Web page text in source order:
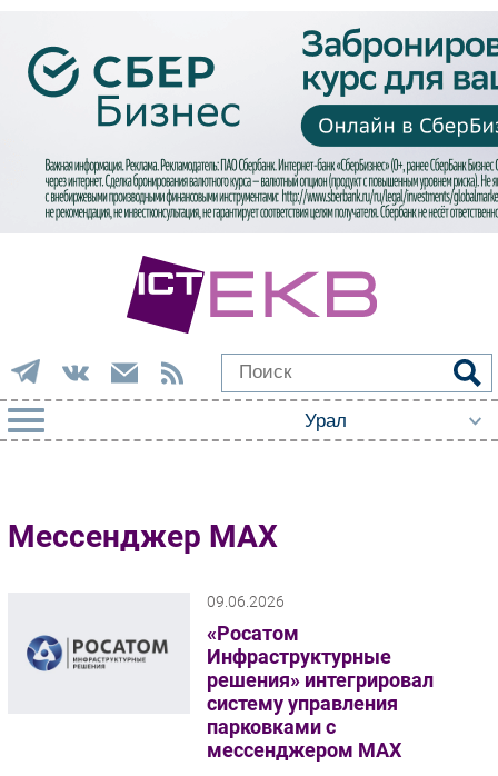
Импорто­замещение
Автоматизация Промышленности
Фиксированная связь
Мессенджер MAX
09.06.2026
«Росатом
Инфраструктурные
решения» интегрировал
систему управления
парковками с
мессенджером МАХ